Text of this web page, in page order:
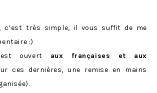
c’est très simple, il vous suffit de me
:)
ouvert aux françaises et aux
ces dernières, une remise en mains